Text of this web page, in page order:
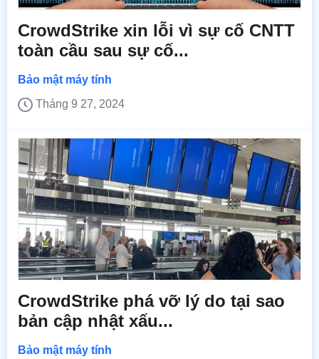
CrowdStrike xin lỗi vì sự cố CNTT
toàn cầu sau sự cố...
Bảo mật máy tính
Tháng 9 27, 2024
CrowdStrike phá vỡ lý do tại sao
bản cập nhật xấu...
Bảo mật máy tính